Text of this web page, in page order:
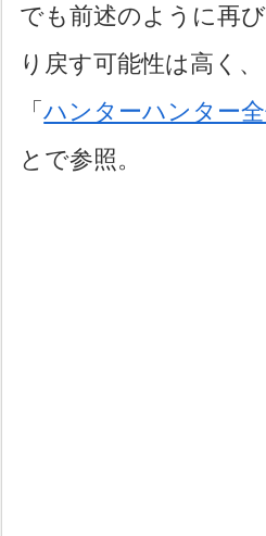
でも前述のように再
り戻す可能性は高く
「ハンターハンター
とで参照。